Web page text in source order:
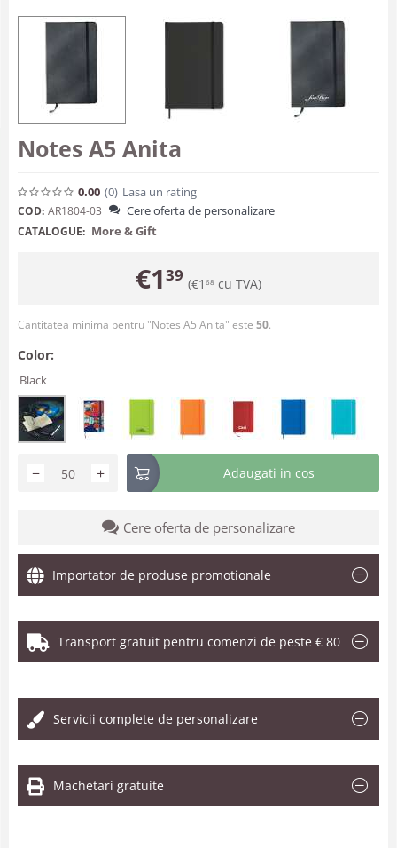
Notes A5 Anita
0.00 (0) Lasa un rating
COD: AR1804-03 Cere oferta de personalizare
CATALOGUE: More & Gift
€139 (€1 68 cu TVA)
Cantitatea minima pentru "Notes A5 Anita" este 50.
Color:
Black
+
− Adaugati in cos
Cere oferta de personalizare
Importator de produse promotionale
Transport gratuit pentru comenzi de peste € 80
Servicii complete de personalizare
Machetari gratuite